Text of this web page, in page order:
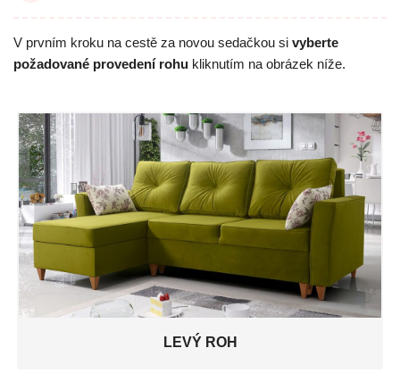
V prvním kroku na cestě za novou sedačkou si vyberte
požadované provedení rohu kliknutím na obrázek níže.
LEVÝ ROH